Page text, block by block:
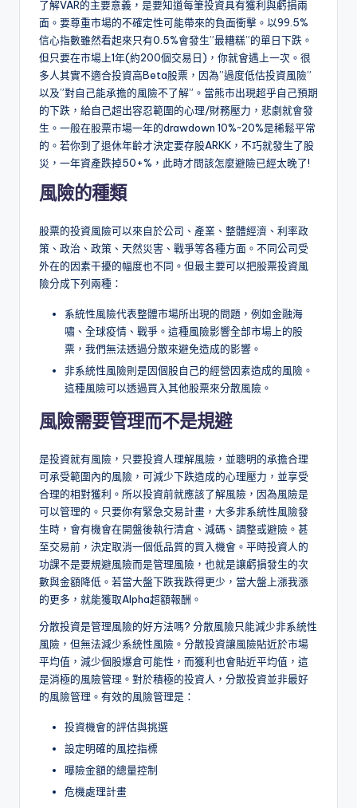
了解VAR的主要意義，是要知道每筆投資具有獲利與虧損兩
面。要尊重市場的不確定性可能帶來的負面衝擊。以99.5%
信心指數雖然看起來只有0.5%會發生”最糟糕”的單日下跌。
但只要在市場上1年(約200個交易日)，你就會遇上一次。很
多人其實不適合投資高Beta股票，因為”過度低估投資風險”
以及”對自己能承擔的風險不了解”。當熊市出現超乎自己預期
的下跌，給自己超出容忍範圍的心理/財務壓力，悲劇就會發
生。一般在股票市場一年的drawdown 10%~20%是稀鬆平常
的。若你到了退休年齡才決定要存股ARKK，不巧就發生了股
災，一年資產跌掉50+%，此時才問該怎麼避險已經太晚了!
風險的種類
股票的投資風險可以來自於公司、產業、整體經濟、利率政
策、政治、政策、天然災害、戰爭等各種方面。不同公司受
外在的因素干擾的幅度也不同。但最主要可以把股票投資風
險分成下列兩種：
系統性風險代表整體市場所出現的問題，例如金融海
嘯、全球疫情、戰爭。這種風險影響全部市場上的股
票，我們無法透過分散來避免造成的影響。
非系統性風險則是因個股自己的經營因素造成的風險。
這種風險可以透過買入其他股票來分散風險。
風險需要管理而不是規避
是投資就有風險，只要投資人理解風險，並聰明的承擔合理
可承受範圍內的風險，可減少下跌造成的心理壓力，並享受
合理的相對獲利。所以投資前就應該了解風險，因為風險是
可以管理的。只要你有緊急交易計畫，大多非系統性風險發
生時，會有機會在開盤後執行清倉、減碼、調整或避險。甚
至交易前，決定取消一個低品質的買入機會。平時投資人的
功課不是要規避風險而是管理風險，也就是讓虧損發生的次
數與金額降低。若當大盤下跌我跌得更少，當大盤上漲我漲
的更多，就能獲取Alpha超額報酬。
分散投資是管理風險的好方法嗎? 分散風險只能減少非系統性
風險，但無法減少系統性風險。分散投資讓風險貼近於市場
平均值，減少個股爆倉可能性，而獲利也會貼近平均值，這
是消極的風險管理。對於積極的投資人，分散投資並非最好
的風險管理。有效的風險管理是：
投資機會的評估與挑選
設定明確的風控指標
曝險金額的總量控制
危機處理計畫